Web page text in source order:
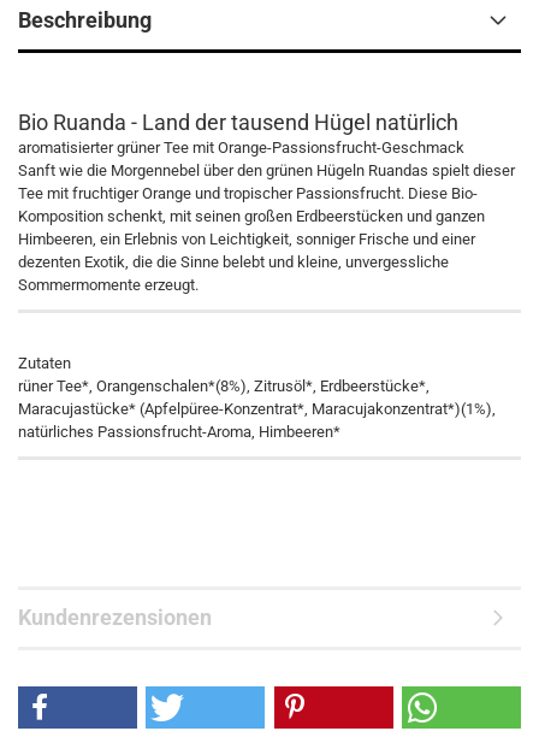
Beschreibung
Bio Ruanda - Land der tausend Hügel natürlich
aromatisierter grüner Tee mit Orange-Passionsfrucht-Geschmack
Sanft wie die Morgennebel über den grünen Hügeln Ruandas spielt dieser
Tee mit fruchtiger Orange und tropischer Passionsfrucht. Diese Bio-
Komposition schenkt, mit seinen großen Erdbeerstücken und ganzen
Himbeeren, ein Erlebnis von Leichtigkeit, sonniger Frische und einer
dezenten Exotik, die die Sinne belebt und kleine, unvergessliche
Sommermomente erzeugt.
Zutaten
rüner Tee*, Orangenschalen*(8%), Zitrusöl*, Erdbeerstücke*,
Maracujastücke* (Apfelpüree-Konzentrat*, Maracujakonzentrat*)(1%),
natürliches Passionsfrucht-Aroma, Himbeeren*
Kundenrezensionen